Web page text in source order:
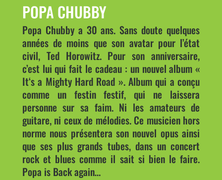
POPA CHUBBY
Popa Chubby a 30 ans. Sans doute quelques
années de moins que son avatar pour l’état
civil, Ted Horowitz. Pour son anniversaire,
c’est lui qui fait le cadeau : un nouvel album «
It‘s a Mighty Hard Road ». Album qui a conçu
comme un festin festif, qui ne laissera
personne sur sa faim. Ni les amateurs de
guitare, ni ceux de mélodies. Ce musicien hors
norme nous présentera son nouvel opus ainsi
que ses plus grands tubes, dans un concert
rock et blues comme il sait si bien le faire.
Popa is Back again…